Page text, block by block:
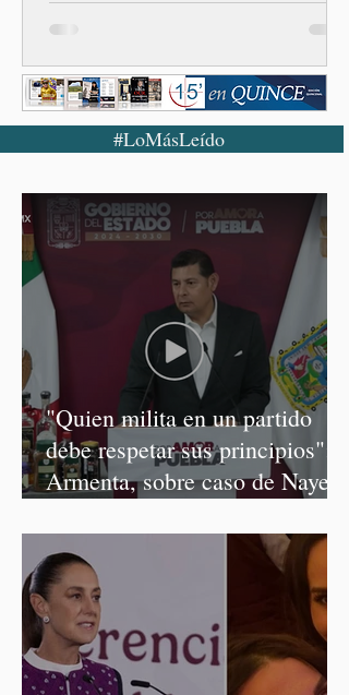
#LoMásLeído
"Quien milita en un partido
debe respetar sus principios":
Armenta, sobre caso de Nayeli